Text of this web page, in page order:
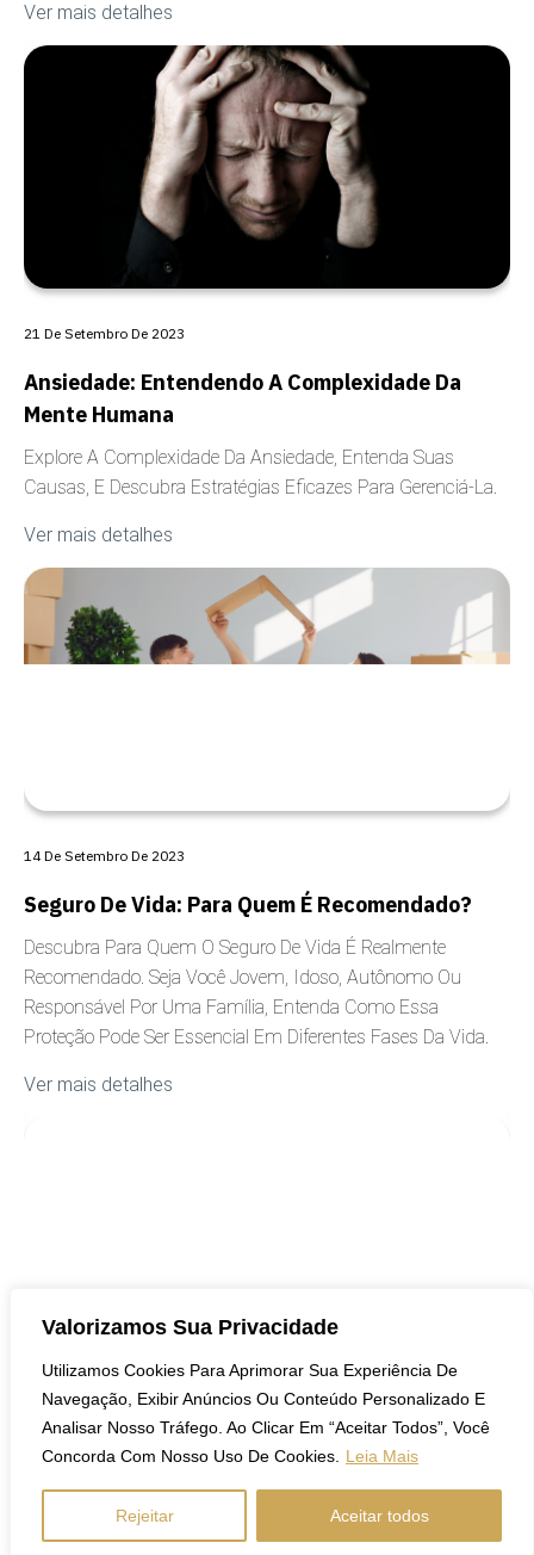
Valorizamos Sua Privacidade
Utilizamos Cookies Para Aprimorar Sua Experiência De
Navegação, Exibir Anúncios Ou Conteúdo Personalizado E
Analisar Nosso Tráfego. Ao Clicar Em “Aceitar Todos”, Você
Concorda Com Nosso Uso De Cookies.
Leia Mais
Rejeitar Aceitar todos
Ver mais detalhes
Ansiedade: Entendendo A Complexidade Da
Mente Humana
Explore A Complexidade Da Ansiedade, Entenda Suas
Causas, E Descubra Estratégias Eficazes Para Gerenciá-La.
Ver mais detalhes
21 De Setembro De 2023
Seguro De Vida: Para Quem É Recomendado?
Descubra Para Quem O Seguro De Vida É Realmente
Recomendado. Seja Você Jovem, Idoso, Autônomo Ou
Responsável Por Uma Família, Entenda Como Essa
Proteção Pode Ser Essencial Em Diferentes Fases Da Vida.
Ver mais detalhes
14 De Setembro De 2023
Setembro Amarelo: Entendendo A Importância
Da Prevenção Ao Suicídio
Entenda A Importância Do Setembro Amarelo, A Campanha
8 De Setembro De 2023